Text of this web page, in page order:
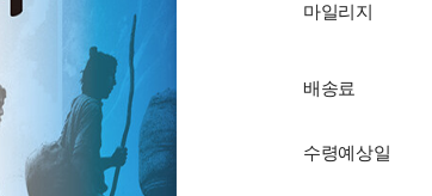
마일리지
배송료
수령예상일